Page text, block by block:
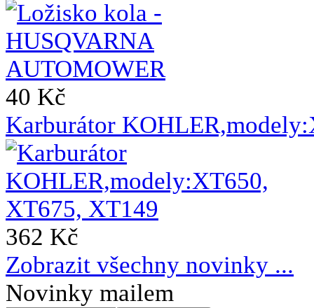
40 Kč
Karburátor
362 Kč
Zobrazit všechny novinky ...
Novinky mailem